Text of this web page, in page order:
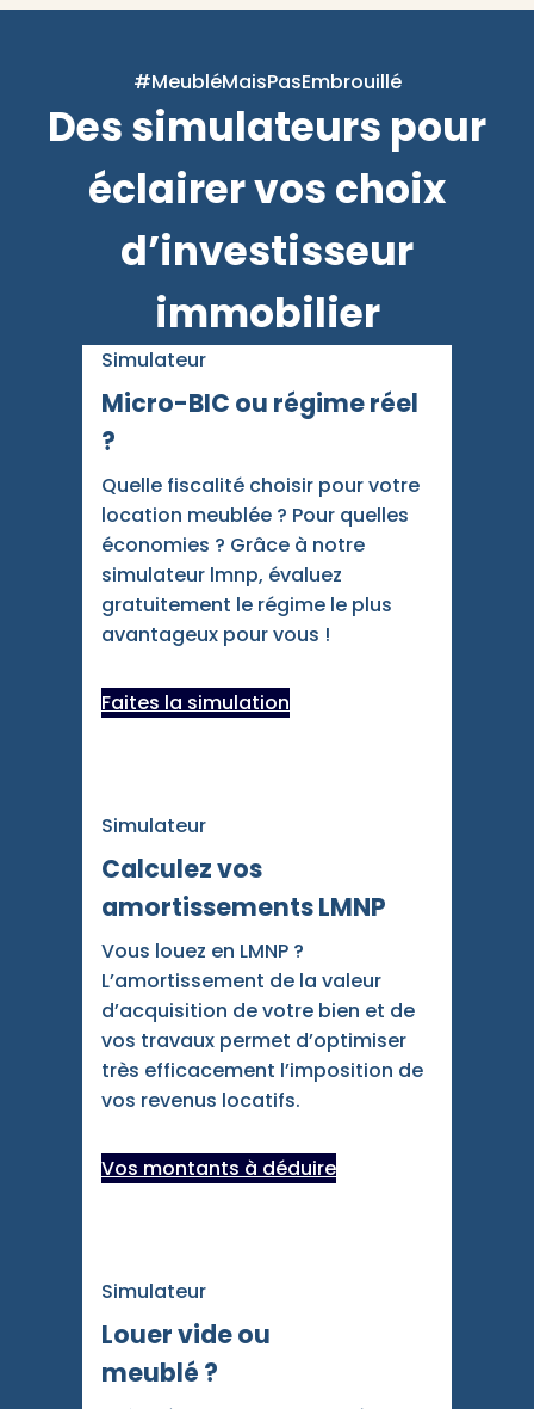
#MeubléMaisPasEmbrouillé
Des simulateurs pour
éclairer vos choix
d’investisseur
immobilier
Simulateur
Micro-BIC ou régime réel
?
Quelle fiscalité choisir pour votre
location meublée ? Pour quelles
économies ? Grâce à notre
simulateur lmnp, évaluez
gratuitement le régime le plus
avantageux pour vous !
Faites la simulation
Simulateur
Calculez vos
amortissements LMNP
Vous louez en LMNP ?
L’amortissement de la valeur
d’acquisition de votre bien et de
vos travaux permet d’optimiser
très efficacement l’imposition de
vos revenus locatifs.
Vos montants à déduire
Simulateur
Louer vide ou
meublé ?